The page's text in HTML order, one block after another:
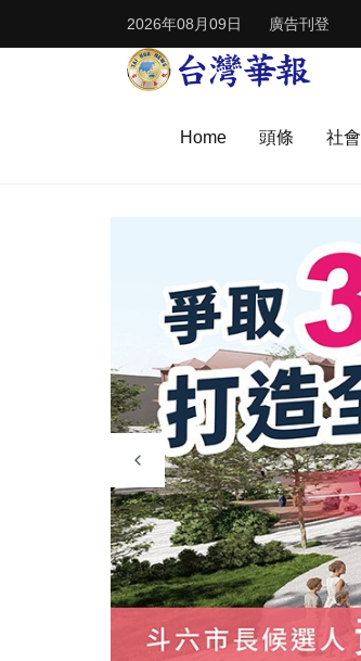
2026年08月09日 廣告刊登
Home 頭條 社會